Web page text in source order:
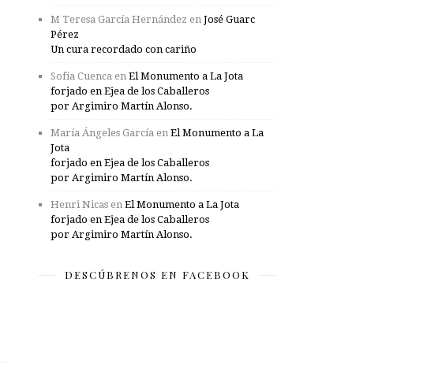
M Teresa García Hernández en José Guarc
Pérez
Un cura recordado con cariño
Sofía Cuenca en El Monumento a La Jota
forjado en Ejea de los Caballeros
por Argimiro Martín Alonso.
María Ángeles García en El Monumento a La
Jota
forjado en Ejea de los Caballeros
por Argimiro Martín Alonso.
Henri Nicas en El Monumento a La Jota
forjado en Ejea de los Caballeros
por Argimiro Martín Alonso.
DESCÚBRENOS EN FACEBOOK